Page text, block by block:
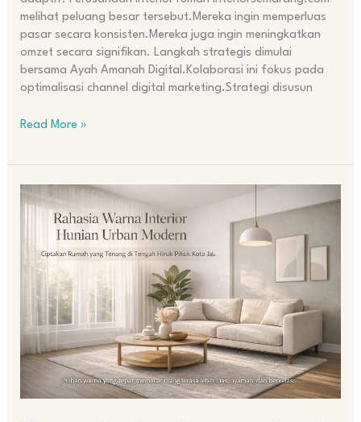
melihat peluang besar tersebut.Mereka ingin memperluas
pasar secara konsisten.Mereka juga ingin meningkatkan
omzet secara signifikan. Langkah strategis dimulai
bersama Ayah Amanah Digital.Kolaborasi ini fokus pada
optimalisasi channel digital marketing.Strategi disusun
Read More »
Warna
Cat
Interior
yang
Cocok
untuk
Hunian
Urban